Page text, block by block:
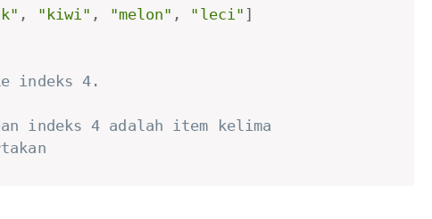
, "kiwi" , "melon" , "leci" ]
indeks 4.
indeks 4 adalah item kelima